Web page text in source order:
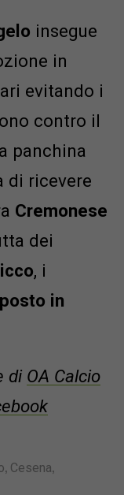
insegue
in
evitando i
contro il
panchina
di ricevere
Cremonese
dei
, i
in
di OA Calcio
, Cesena,